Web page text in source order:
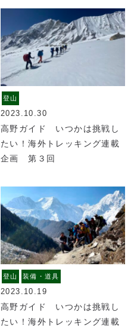
登山
2023.10.30
高野ガイド いつかは挑戦し
たい！海外トレッキング連載
企画 第３回
登山 装備・道具
2023.10.19
高野ガイド いつかは挑戦し
たい！海外トレッキング連載